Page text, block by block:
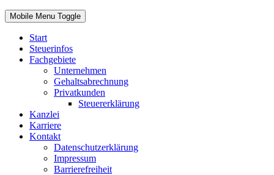
Mobile Menu Toggle
Start
Steuerinfos
Fachgebiete
Unternehmen
Gehaltsabrechnung
Privatkunden
Steuererklärung
Kanzlei
Karriere
Kontakt
Datenschutzerklärung
Impressum
Barrierefreiheit